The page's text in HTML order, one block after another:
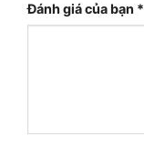
Đánh giá của bạn *